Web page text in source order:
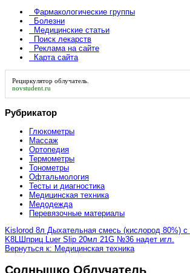
Фармакологические группы
Болезни
Медицинские статьи
Поиск лекарств
Реклама на сайте
Карта сайта
Рециркулятор облучатель.
novstudent.ru
Рубрикатор
Глюкометры
Массаж
Ортопедия
Термометры
Тонометры
Офтальмология
Тесты и диагностика
Медицинская техника
Медодежда
Перевязочные материалы
Kislorod 8л Дыхательная смесь (кислород 80%)
K8LШприц Luer Slip 20мл 21G №36 надет игл.
Вернуться к: Медицинская техника
Солнышко Облучатель